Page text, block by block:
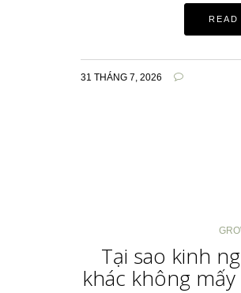
READ
31 THÁNG 7, 2026
Tại sao kinh
khác không